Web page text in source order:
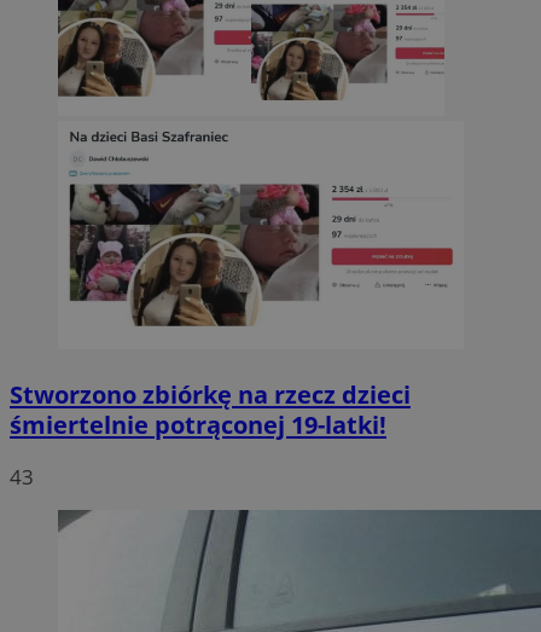
Stworzono zbiórkę na rzecz dzieci
śmiertelnie potrąconej 19-latki!
43